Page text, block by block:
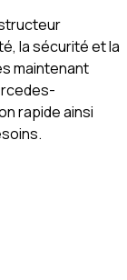
la sécurité et la
maintenant
rapide ainsi